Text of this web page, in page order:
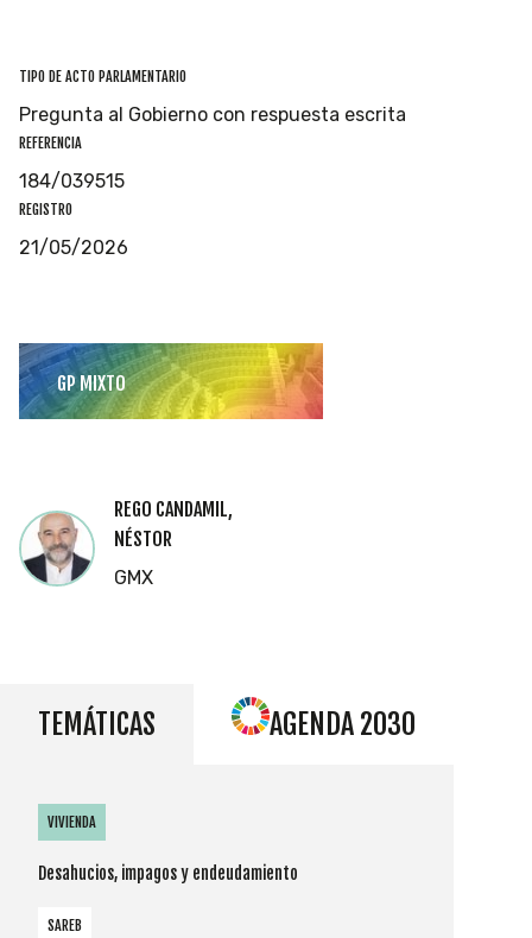
TIPO DE ACTO PARLAMENTARIO
Pregunta al Gobierno con respuesta escrita
REFERENCIA
184/039515
REGISTRO
21/05/2026
GP MIXTO
REGO CANDAMIL,
NÉSTOR
GMX
TEMÁTICAS AGENDA 2030
VIVIENDA
Desahucios, impagos y endeudamiento
SAREB